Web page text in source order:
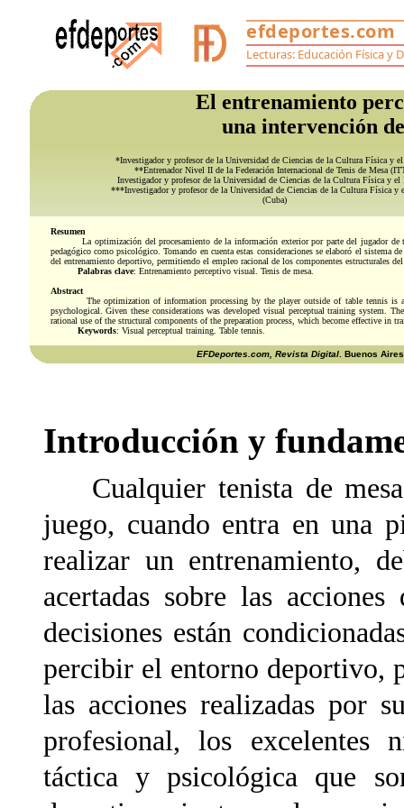
El entrenamiento
una intervención
*Investigador y profesor de la Universidad de Ciencias de la Cultura Física y el
**Entrenador Nivel II de la Federación Internacional de Tenis de Mesa
Investigador y profesor de la Universidad de Ciencias de la Cultura Física y el
***Investigador y profesor de la Universidad de Ciencias de la Cultura Física y
(Cuba)
Resumen
La optimización del procesamiento de la información exterior por parte del jugador de
pedagógico como psicológico. Tomando en cuenta estas consideraciones se elaboró el
del entrenamiento deportivo, permitiendo el empleo racional de los componentes estructurales
Palabras clave: Entrenamiento perceptivo visual. Tenis de mesa.
Abstract
The optimization of information processing by the player outside of table tennis
psychological. Given these considerations was developed visual perceptual training system.
rational use of the structural components of the preparation process, which become effective in
Keywords: Visual perceptual training. Table tennis.
EFDeportes.com, Revista Digital. Buenos
Introducción y
Cualquier tenista de
juego, cuando entra en una
realizar un entrenamiento,
acertadas sobre las
decisiones están
percibir el entorno deportivo,
las acciones realizadas por
profesional, los excelentes
táctica y psicológica que